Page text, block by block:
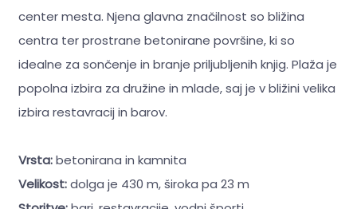
center mesta. Njena glavna značilnost so bližina
centra ter prostrane betonirane površine, ki so
idealne za sončenje in branje priljubljenih knjig. Plaža je
popolna izbira za družine in mlade, saj je v bližini velika
izbira restavracij in barov.
Vrsta:betonirana in kamnita
Velikost:dolga je 430 m, široka pa 23 m